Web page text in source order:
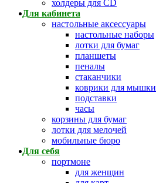
холдеры для CD
Для кабинета
настольные аксессуары
настольные наборы
лотки для бумаг
планшеты
пеналы
стаканчики
коврики для мышки
подставки
часы
корзины для бумаг
лотки для мелочей
мобильные бюро
Для себя
портмоне
для женщин